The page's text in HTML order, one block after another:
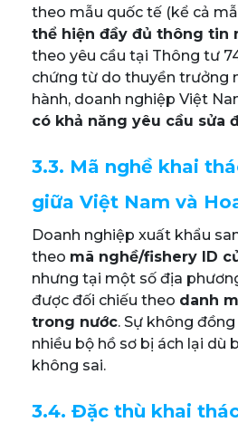
theo mẫu quốc tế (kể cả
thể hiện đầy đủ thông tin
theo yêu cầu tại Thông tư
chứng từ do thuyền trưởng
hành, doanh nghiệp Việt
có khả năng yêu cầu sửa
3.3. Mã nghề khai
giữa Việt Nam và
Doanh nghiệp xuất khẩu
theo mã nghề/fishery ID
nhưng tại một số địa
được đối chiếu theo danh
trong nước. Sự không
nhiều bộ hồ sơ bị ách lại dù
không sai.
3.4. Đặc thù khai